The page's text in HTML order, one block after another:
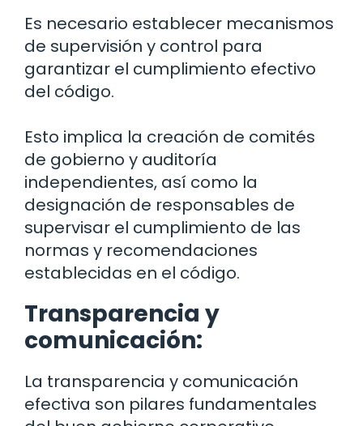
Es necesario establecer mecanismos
de supervisión y control para
garantizar el cumplimiento efectivo
del código.
Esto implica la creación de comités
de gobierno y auditoría
independientes, así como la
designación de responsables de
supervisar el cumplimiento de las
normas y recomendaciones
establecidas en el código.
Transparencia y
comunicación:
La transparencia y comunicación
efectiva son pilares fundamentales